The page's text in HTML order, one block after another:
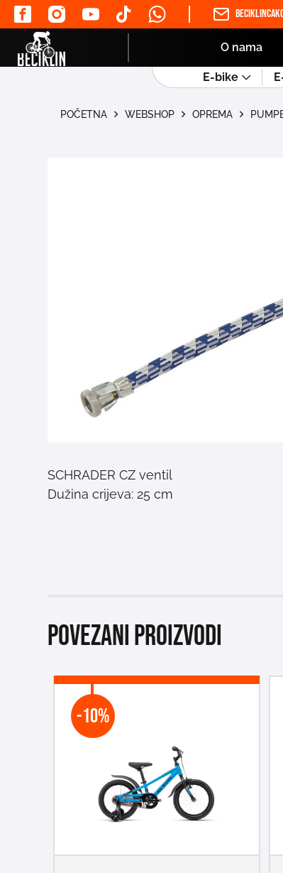
O nama
E-bike
POČETNA WEBSHOP OPREMA
SCHRADER CZ ventil
Dužina crijeva: 25 cm
Povezani proizvodi
-10%